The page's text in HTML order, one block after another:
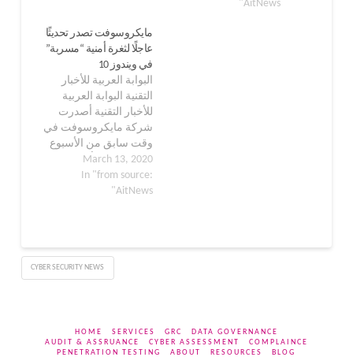
بيانات محرك بحث Bing
من مايكروسوفت
البرمجيات أن تحسن
AitNews"
مايكروسوفت تصدر تحديثًا
عاجلًا لثغرة أمنية “مسربة”
في ويندوز 10
البوابة العربية للأخبار
التقنية البوابة العربية
للأخبار التقنية أصدرت
شركة مايكروسوفت في
وقت سابق من الأسبوع
الحالي تحديثًا أمنيًا لنظام
ويندوز يُصلح ثغرة أمنية
صُنِّفت بأنها حرجة.
التحديثات الأمنية الشهيرة
التي تطلقها عملاقة
March 13, 2020
In "from source:
AitNews"
CYBER SECURITY NEWS
HOME SERVICES GRC
DATA GOVERNANCE
AUDIT & ASSRUANCE
CYBER ASSESSMENT
COMPLAINCE
PENETRATION TESTING
ABOUT RESOURCES BLOG